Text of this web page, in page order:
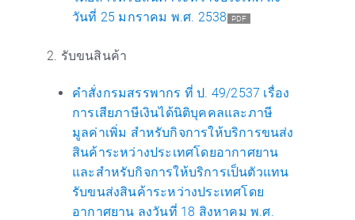
วันที่ 25 มกราคม พ.ศ. 2538
PDF
2. รับขนสินค้า
คำสั่งกรมสรรพากร ที่ ป. 49/2537 เรื่อง
การเสียภาษีเงินได้นิติบุคคลและภาษี
มูลค่าเพิ่ม สำหรับกิจการให้บริการขนส่ง
สินค้าระหว่างประเทศโดยอากาศยาน
และสำหรับกิจการให้บริการเป็นตัวแทน
รับขนส่งสินค้าระหว่างประเทศโดย
อากาศยาน ลงวันที่ 18 สิงหาคม พ.ศ.